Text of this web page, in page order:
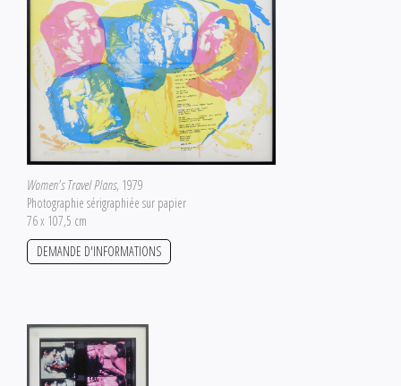
Women's Travel Plans, 1979
Photographie sérigraphiée sur papier
76 x 107,5 cm
DEMANDE D'INFORMATIONS